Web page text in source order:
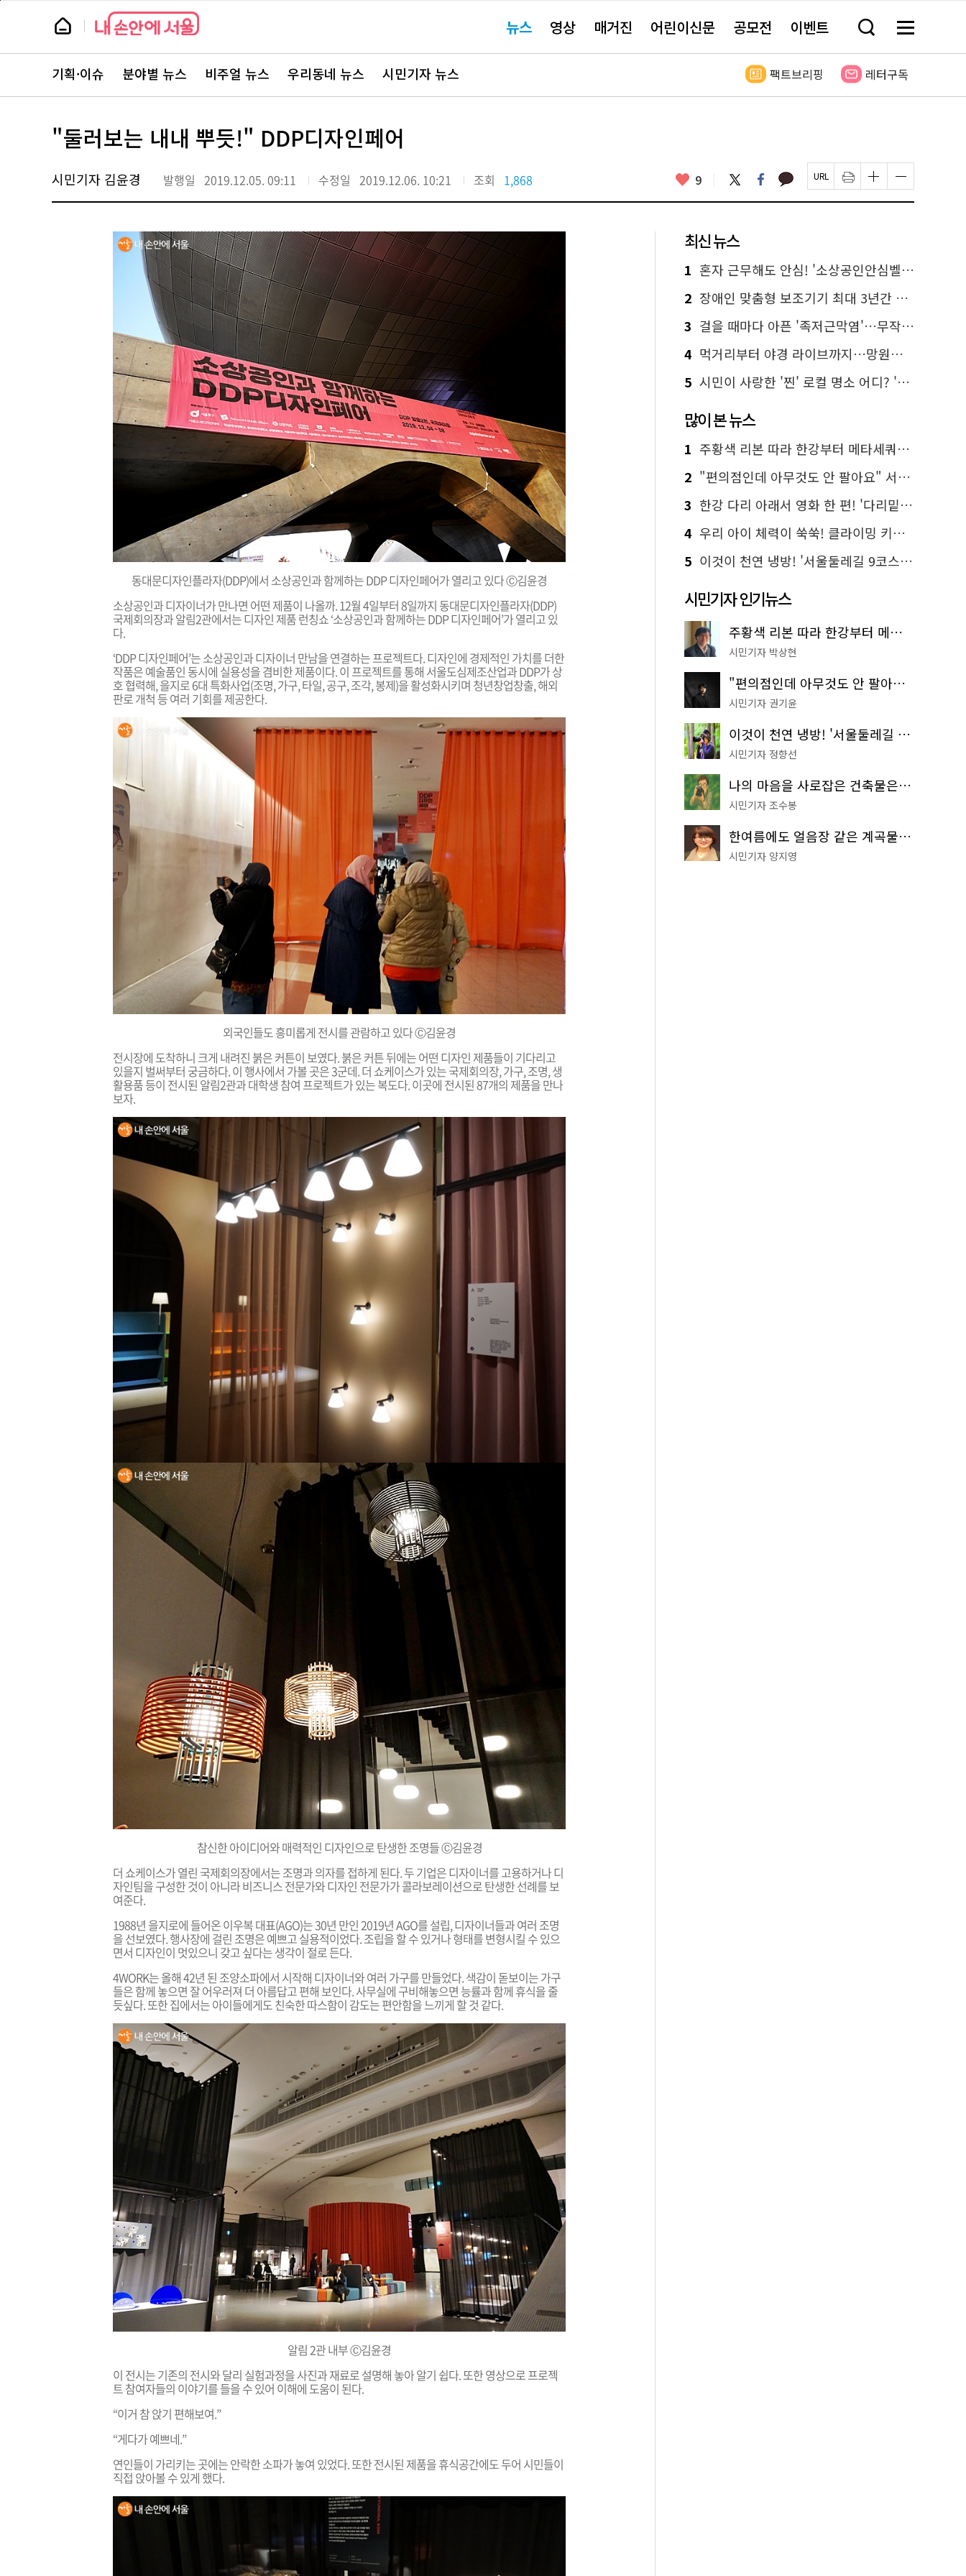
본
뉴
스 요뉴스 영상 매거진 어린이신문 공모전 이벤트 검
창
기
메
전
보
뉴
스
주
서
바
기획·이슈 분야별 뉴스 비주얼 뉴스 우리동네 뉴스 시민기자 뉴스 팩트브리핑 레터구독
"둘러보는 내내 뿌듯!" DDP디자인페어
시민기자 김윤경 발행일 2019.12.05. 09:11 수정일 2019.12.06. 10:21 조회 1,868 좋
요
9 트
위
터
페
이
스
카
카 페
이
지
인
쇄
하
글
자
크
하
기
글
자
크
하
기
동대문디자인플라자(DDP)에서 소상공인과 함께하는 DDP 디자인페어가 열리고 있다 Ⓒ김윤경
소상공인과 디자이너가 만나면 어떤 제품이 나올까. 12월 4일부터 8일까지 동대문디자인플라자(DDP)
국제회의장과 알림2관에서는디자인 제품 런칭쇼 ‘소상공인과 함께하는 DDP 디자인페어’가 열리고 있
다.
‘DDP디자인페어’는 소상공인과 디자이너 만남을 연결하는 프로젝트다. 디자인에 경제적인 가치를 더한
작품은 예술품인 동시에 실용성을 겸비한 제품이다.이 프로젝트를 통해 서울도심제조산업과 DDP가 상
호 협력해, 을지로 6대 특화사업(조명, 가구, 타일, 공구, 조각, 봉제)을 활성화시키며 청년창업창출, 해외
판로 개척 등 여러 기회를 제공한다.
외국인들도 흥미롭게 전시를 관람하고 있다Ⓒ김윤경
전시장에 도착하니 크게 내려진 붉은 커튼이 보였다. 붉은 커튼 뒤에는 어떤 디자인 제품들이 기다리고
있을지 벌써부터 궁금하다. 이 행사에서 가볼 곳은 3군데. 더 쇼케이스가 있는 국제회의장, 가구, 조명, 생
활용품 등이 전시된 알림2관과 대학생 참여 프로젝트가 있는 복도다. 이곳에 전시된 87개의 제품을 만나
보자.
참신한아이디어와 매력적인 디자인으로 탄생한 조명들Ⓒ김윤경
더 쇼케이스가 열린 국제회의장에서는 조명과 의자를 접하게 된다. 두 기업은 디자이너를 고용하거나 디
자인팀을 구성한 것이 아니라 비즈니스 전문가와 디자인 전문가가 콜라보레이션으로 탄생한 선례를 보
여준다.
1988년 을지로에 들어온 이우복 대표(AGO)는 30년 만인 2019년 AGO를 설립, 디자이너들과 여러 조명
을 선보였다. 행사장에 걸린 조명은 예쁘고 실용적이었다. 조립을 할 수 있거나 형태를 변형시킬 수 있으
면서 디자인이 멋있으니 갖고 싶다는 생각이 절로 든다.
4WORK는 올해 42년 된 조양소파에서 시작해 디자이너와 여러 가구를 만들었다. 색감이 돋보이는 가구
들은 함께 놓으면 잘어우러져 더 아름답고 편해 보인다. 사무실에 구비해놓으면 능률과 함께 휴식을 줄
듯싶다. 또한 집에서는 아이들에게도 친숙한 따스함이 감도는 편안함을 느끼게 할 것 같다.
알림 2관내부 Ⓒ김윤경
이 전시는 기존의 전시와 달리 실험과정을 사진과 재료로 설명해 놓아 알기 쉽다. 또한 영상으로 프로젝
트 참여자들의 이야기를 들을 수 있어 이해에 도움이 된다.
“이거 참 앉기 편해보여.”
“게다가 예쁘네.”
연인들이 가리키는 곳에는 안락한 소파가 놓여 있었다. 또한 전시된 제품을 휴식공간에도 두어 시민들이
직접 앉아볼 수 있게 했다.
최신 뉴스
1 혼자 근무해도 안심! '소상공인안심벨' 신청하세요
2 장애인 맞춤형 보조기기 최대 3년간 무상 대여…삶의 질 높인다
3 걸을 때마다 아픈 '족저근막염'…무작정 참지 말고 '이것' 해보세요!
4 먹거리부터 야경 라이브까지…망원한강공원 알짜 코스
5 시민이 사랑한 '찐' 로컬 명소 어디? '서울에디션25' 추천 코스
많이 본 뉴스
1 주황색 리본 따라 한강부터 메타세쿼이아 숲길까지…서울둘레길 15코스
2 "편의점인데 아무것도 안 팔아요" 서울에서 가장 특별한 편의점의 정체
3 한강 다리 아래서 영화 한 편! '다리밑 영화관' 무료 상영
4 우리 아이 체력이 쑥쑥! 클라이밍 키즈카페·어린이 체력장
5 이것이 천연 냉방! '서울둘레길 9코스'로 숲속 피서 떠나볼까
시민기자 인기뉴스
주황색 리본 따라 한강부터 메타세쿼이아 숲길까지…서울둘레길 15코스
시민기자 박상현
"편의점인데 아무것도 안 팔아요" 서울에서 가장 특별한 편의점의 정체
시민기자 권기윤
이것이 천연 냉방! '서울둘레길 9코스'로 숲속 피서 떠나볼까
시민기자 정향선
나의 마음을 사로잡은 건축물은? '서울시 건축상' 수상작 공개!
시민기자 조수봉
한여름에도 얼음장 같은 계곡물! 서울 '진관사 계곡'이 천국이네~
시민기자 양지영
페